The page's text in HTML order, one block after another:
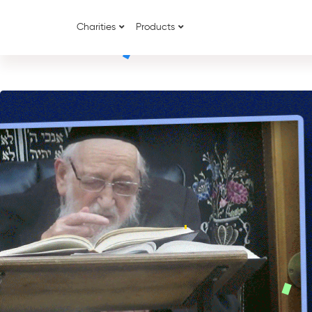
Charities Products
{